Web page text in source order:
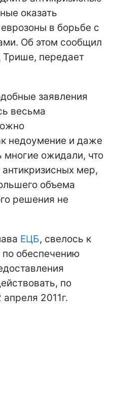
оказать
в борьбе с
Об этом сообщил
передает
заявления
весьма
недоумение и даже
многие ожидали, что
мер,
объема
решения не
ЕЦБ, свелось к
обеспечению
по
2011г.